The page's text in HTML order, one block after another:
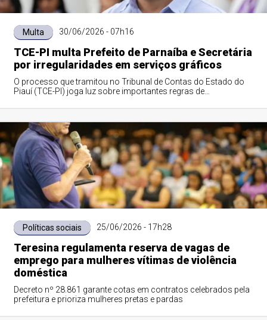
Multa 30/06/2026 - 07h16
TCE-PI multa Prefeito de Parnaíba e Secretária
por irregularidades em serviços gráficos
O processo que tramitou no Tribunal de Contas do Estado do
Piauí (TCE-PI) joga luz sobre importantes regras de
Políticas sociais 25/06/2026 - 17h28
Teresina regulamenta reserva de vagas de
emprego para mulheres vítimas de violência
doméstica
Decreto nº 28.861 garante cotas em contratos celebrados pela
prefeitura e prioriza mulheres pretas e pardas